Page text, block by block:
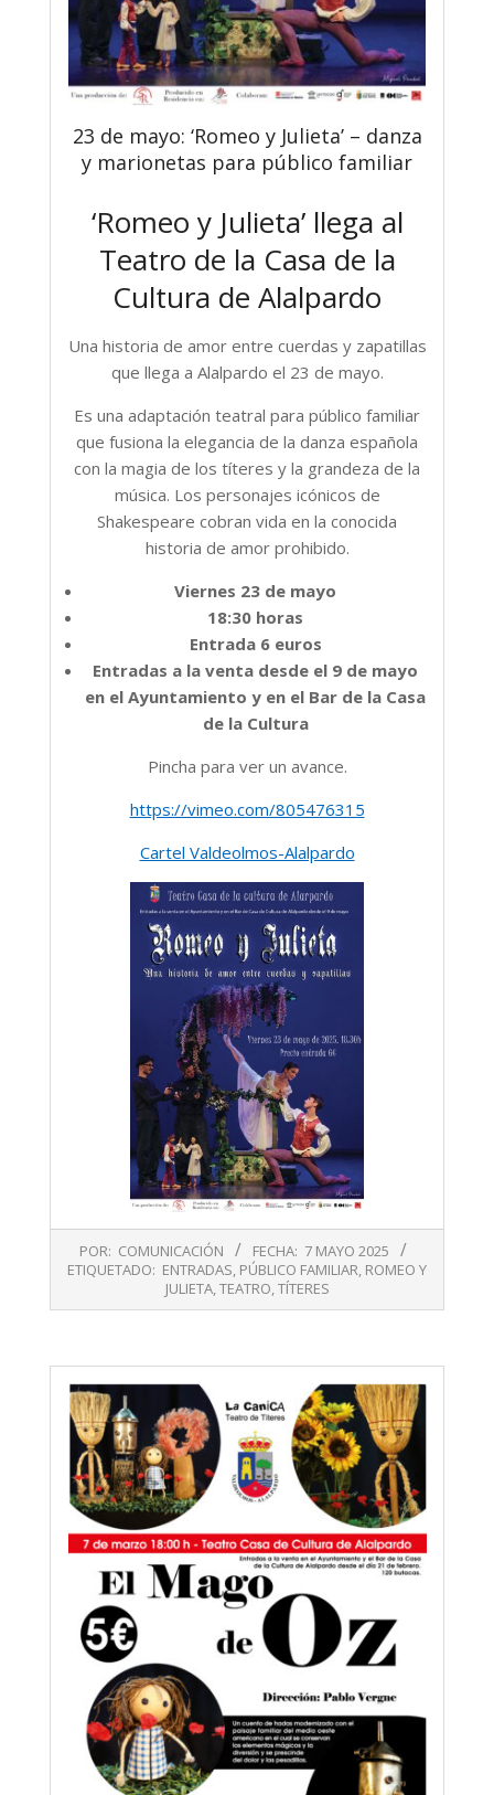
23 de mayo: ‘Romeo y Julieta’ – danza
y marionetas para público familiar
‘Romeo y Julieta’ llega al
Teatro de la Casa de la
Cultura de Alalpardo
Una historia de amor entre cuerdas y zapatillas
que llega a Alalpardo el 23 de mayo.
Es una adaptación teatral para público familiar
que fusiona la elegancia de la danza española
con la magia de los títeres y la grandeza de la
música. Los personajes icónicos de
Shakespeare cobran vida en la conocida
historia de amor prohibido.
Viernes 23 de mayo
18:30 horas
Entrada 6 euros
Entradas a la venta desde el 9 de mayo
en el Ayuntamiento y en el Bar de la Casa
de la Cultura
Pincha para ver un avance.
https://vimeo.com/805476315
Cartel Valdeolmos-Alalpardo
05-
POR: COMUNICACIÓN FECHA: 7 MAYO 2025
ETIQUETADO: ENTRADAS, PÚBLICO FAMILIAR, ROMEO Y
JULIETA,TEATRO,TÍTERES